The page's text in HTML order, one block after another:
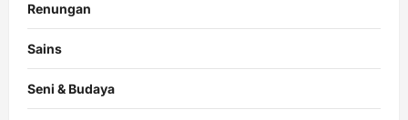
Renungan
Sains
Seni & Budaya